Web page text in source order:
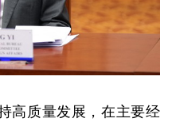
高质量发展，在主要经